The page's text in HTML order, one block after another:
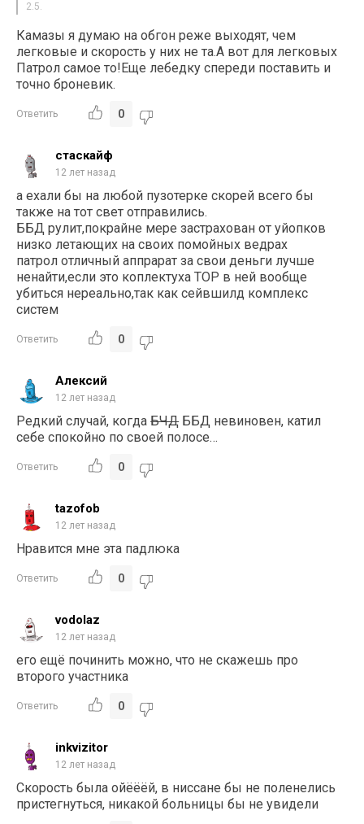
2.5.
Камазы я думаю на обгон реже выходят, чем
легковые и скорость у них не та.А вот для легковых
Патрол самое то!Еще лебедку спереди поставить и
точно броневик.
Ответить 0
стаскайф
12 лет назад
а ехали бы на любой пузотерке скорей всего бы
также на тот свет отправились.
ББД рулит,покрайне мере застрахован от уйопков
низко летающих на своих помойных ведрах
патрол отличный аппрарат за свои деньги лучше
ненайти,если это коплектуха TOP в ней вообще
убиться нереально,так как сейвшилд комплекс
систем
Ответить 0
Алексий
12 лет назад
Редкий случай, когдаБЧДББД невиновен, катил
себе спокойно по своей полосе…
Ответить 0
tazofob
12 лет назад
Нравится мне эта падлюка
Ответить 0
vodolaz
12 лет назад
его ещё починить можно, что не скажешь про
второго участника
Ответить 0
inkvizitor
12 лет назад
Скорость была ойёёёй, в ниссане бы не поленелись
пристегнуться, никакой больницы бы не увидели